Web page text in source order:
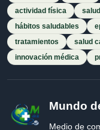
actividad física
hábitos saludables
tratamientos
salud
innovación médica
Mundo
Medio de